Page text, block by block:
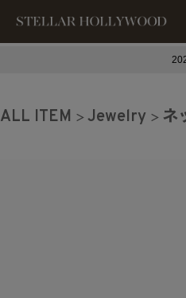
#スタッフイチ押し（
ALL ITEM Jewelry ネ